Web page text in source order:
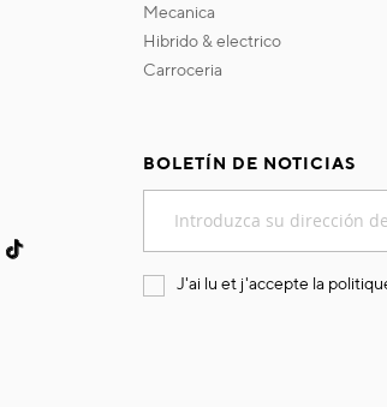
mecanica
hibrido & electrico
carroceria
BOLETÍN DE NOTICIAS
nuestro
boletín
de
J'ai lu et j'accepte la